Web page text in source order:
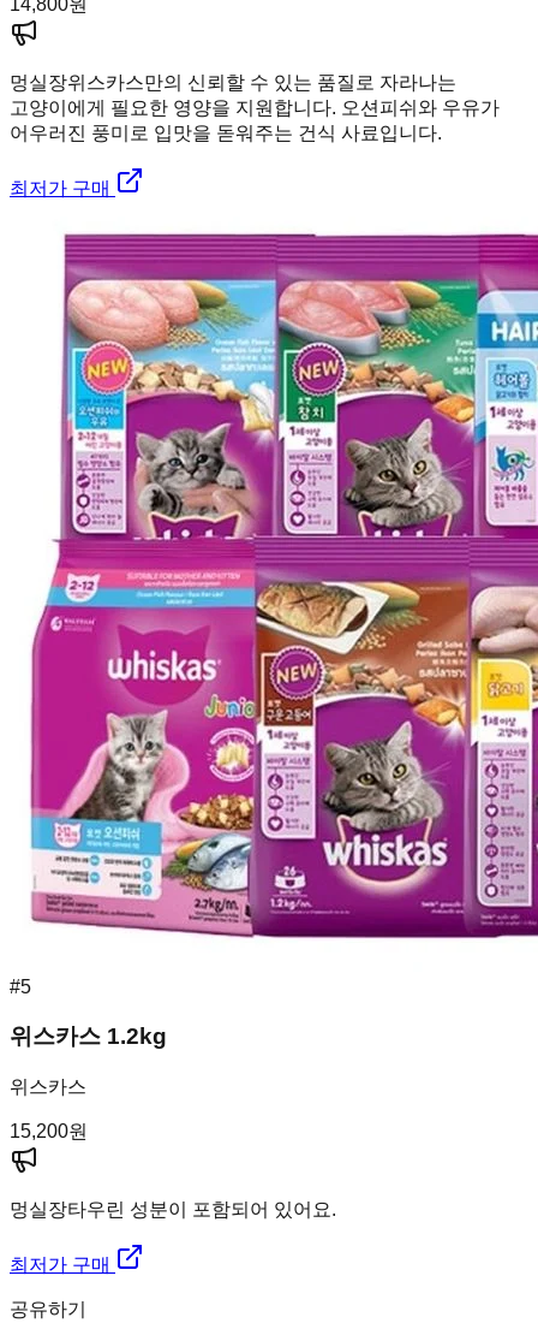
14,800원
멍실장위스카스만의 신뢰할 수 있는 품질로 자라나는
고양이에게 필요한 영양을 지원합니다. 오션피쉬와 우유가
어우러진 풍미로 입맛을 돋워주는 건식 사료입니다.
최저가 구매
#5
위스카스 1.2kg
위스카스
15,200원
멍실장타우린 성분이 포함되어 있어요.
최저가 구매
공유하기